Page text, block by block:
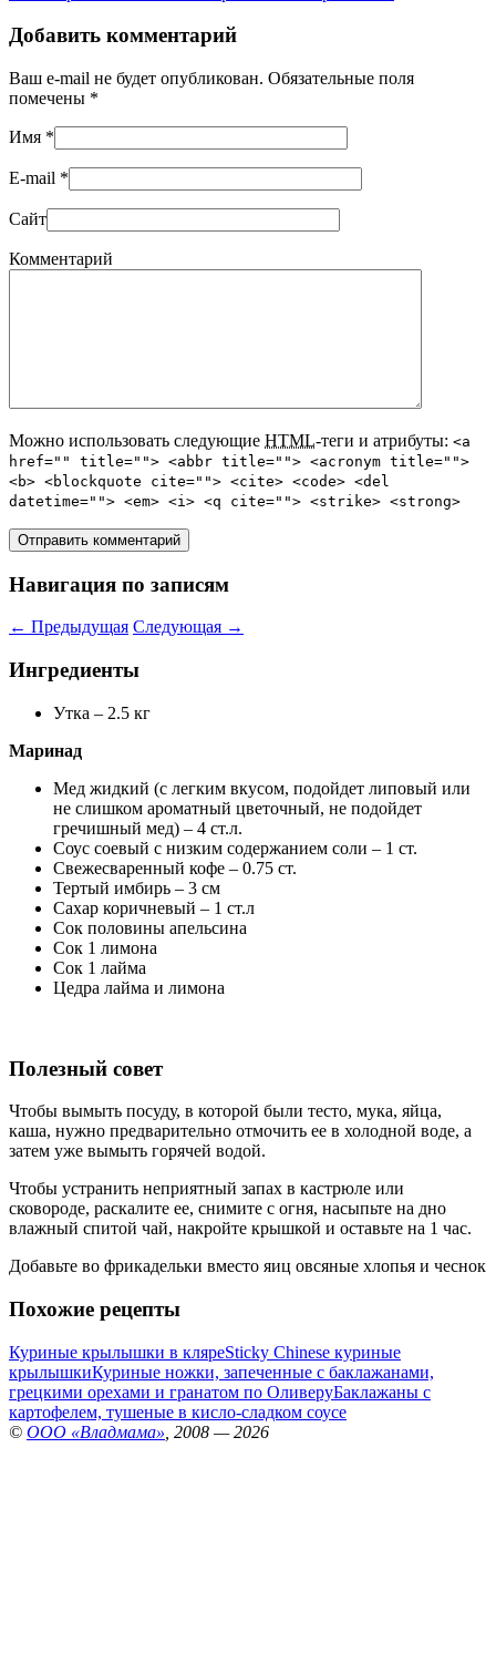
Добавить комментарий
Ваш e-mail не будет опубликован. Обязательные поля
помечены *
Имя *
E-mail *
Сайт
Комментарий
Можно использовать следующие HTML-теги и атрибуты: <a
href="" title=""> <abbr title=""> <acronym title="">
<b> <blockquote cite=""> <cite> <code> <del
datetime=""> <em> <i> <q cite=""> <strike> <strong>
Навигация по записям
← Предыдущая Следующая →
Ингредиенты
Утка – 2.5 кг
Маринад
Мед жидкий (с легким вкусом, подойдет липовый или
не слишком ароматный цветочный, не подойдет
гречишный мед) – 4 ст.л.
Соус соевый с низким содержанием соли – 1 ст.
Свежесваренный кофе – 0.75 ст.
Тертый имбирь – 3 см
Сахар коричневый – 1 ст.л
Сок половины апельсина
Сок 1 лимона
Сок 1 лайма
Цедра лайма и лимона
Полезный совет
Чтобы вымыть посуду, в которой были тесто, мука, яйца,
каша, нужно предварительно отмочить ее в холодной воде, а
затем уже вымыть горячей водой.
Чтобы устранить неприятный запах в кастрюле или
сковороде, раскалите ее, снимите с огня, насыпьте на дно
влажный спитой чай, накройте крышкой и оставьте на 1 час.
Добавьте во фрикадельки вместо яиц овсяные хлопья и чеснок
Похожие рецепты
Куриные крылышки в кляреSticky Chinese куриные
крылышкиКуриные ножки, запеченные с баклажанами,
грецкими орехами и гранатом по ОливеруБаклажаны с
картофелем, тушеные в кисло-сладком соусе
© ООО «Владмама» , 2008 — 2026